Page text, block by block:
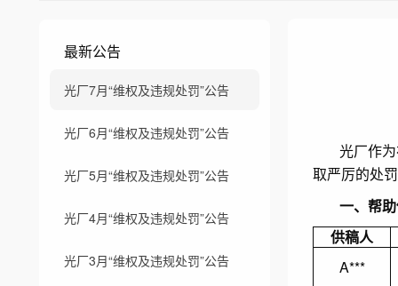
最新公告
光厂7月“维权及违规处罚”公告
光厂6月“维权及违规处罚”公告
光厂5月“维权及违规处罚”公告
光厂4月“维权及违规处罚”公告
光厂3月“维权及违规处罚”公告
光厂作
取严厉的处
一、帮
供稿人
A***